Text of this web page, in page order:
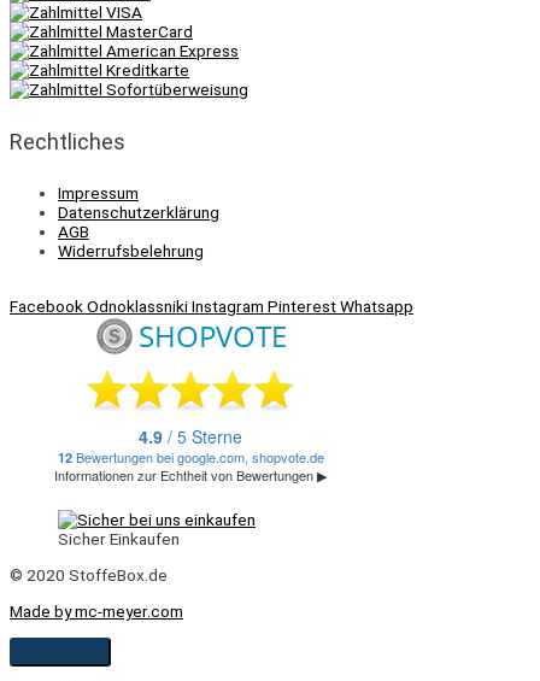
Rechtliches
Impressum
Datenschutzerklärung
AGB
Widerrufsbelehrung
FacebookOdnoklassnikiInstagram PinterestWhatsapp
Sicher Einkaufen
© 2020 StoffeBox.de
Made by mc-meyer.com